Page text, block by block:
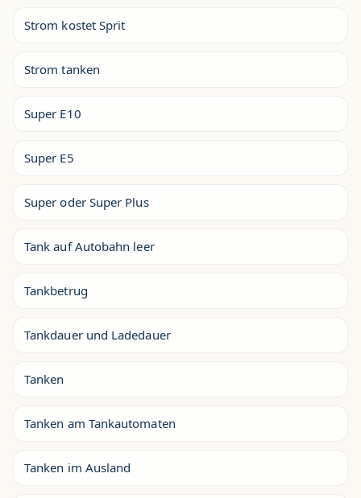
Strom kostet Sprit
Strom tanken
Super E10
Super E5
Super oder Super Plus
Tank auf Autobahn leer
Tankbetrug
Tankdauer und Ladedauer
Tanken
Tanken am Tankautomaten
Tanken im Ausland